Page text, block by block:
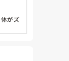
がズ